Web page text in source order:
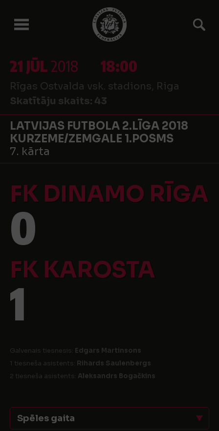
21 JŪL2018 18:00
Rīgas Ostvalda vsk. stadions, Riga
Skatītāju skaits: 43
LATVIJAS FUTBOLA 2.LĪGA 2018
KURZEME/ZEMGALE 1.POSMS
7. kārta
FK DINAMO RĪGA
0
FK KAROSTA
1
Galvenais tiesnesis: Edgars Martinsons
1 tiesneša asistents: Rihards Saulenbergs
2 tiesneša asistents: Aleksandrs Bogačkins
Spēles gaita